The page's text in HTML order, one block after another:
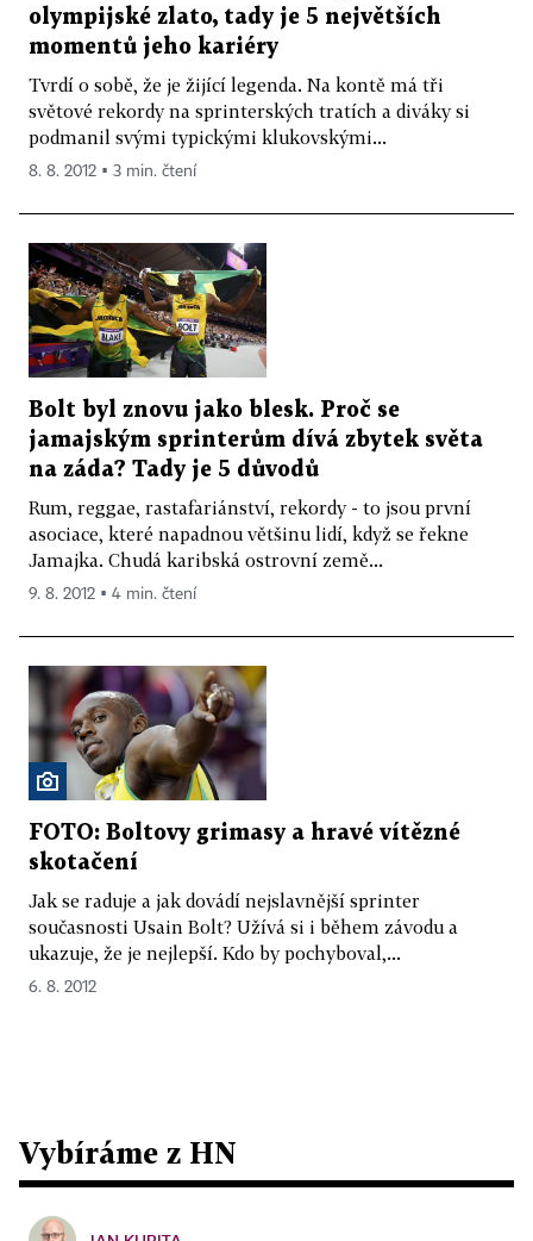
olympijské zlato, tady je 5 největších
momentů jeho kariéry
Tvrdí o sobě, že je žijící legenda. Na kontě má tři
světové rekordy na sprinterských tratích a diváky si
podmanil svými typickými klukovskými...
8. 8. 2012 ▪ 3 min. čtení
Bolt byl znovu jako blesk. Proč se
jamajským sprinterům dívá zbytek světa
na záda? Tady je 5 důvodů
Rum, reggae, rastafariánství, rekordy - to jsou první
asociace, které napadnou většinu lidí, když se řekne
Jamajka. Chudá karibská ostrovní země...
9. 8. 2012 ▪ 4 min. čtení
FOTO: Boltovy grimasy a hravé vítězné
skotačení
Jak se raduje a jak dovádí nejslavnější sprinter
současnosti Usain Bolt? Užívá si i během závodu a
ukazuje, že je nejlepší. Kdo by pochyboval,...
6. 8. 2012
Vybíráme z HN